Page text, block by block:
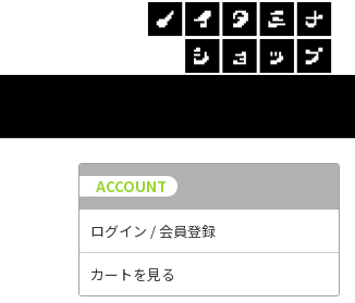
ACCOUNT
ログイン / 会員登録
カートを見る